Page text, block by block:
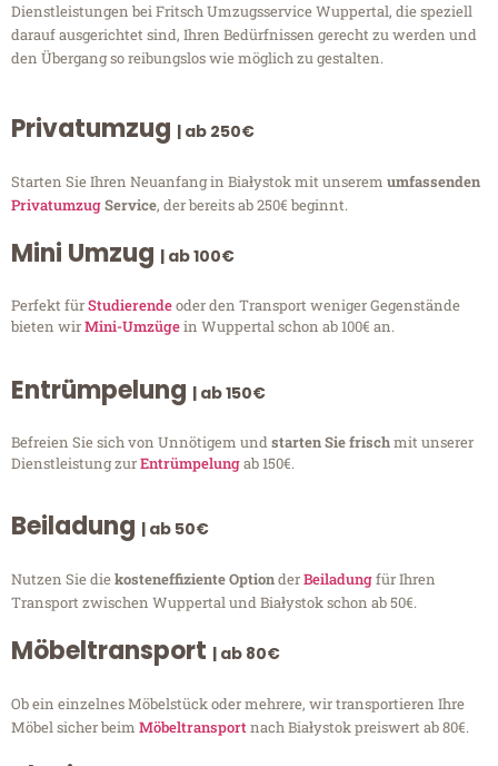
Dienstleistungen bei Fritsch Umzugsservice Wuppertal, die speziell
darauf ausgerichtet sind, Ihren Bedürfnissen gerecht zu werden und
den Übergang so reibungslos wie möglich zu gestalten.
Privatumzug | ab 250€
Starten Sie Ihren Neuanfang in Białystok mit unserem umfassenden
PrivatumzugService, der bereits ab 250€ beginnt.
Mini Umzug | ab 100€
Perfekt fürStudierendeoder den Transport weniger Gegenstände
bieten wirMini-Umzügein Wuppertal schon ab 100€ an.
Entrümpelung | ab 150€
Befreien Sie sich von Unnötigem undstarten Sie frischmit unserer
Dienstleistung zurEntrümpelungab 150€.
Beiladung | ab 50€
Nutzen Sie diekosteneffiziente OptionderBeiladungfür Ihren
Transport zwischen Wuppertal und Białystok schon ab 50€.
Möbeltransport | ab 80€
Ob ein einzelnes Möbelstück oder mehrere, wir transportieren Ihre
Möbel sicher beim Möbeltransportnach Białystok preiswert ab 80€.